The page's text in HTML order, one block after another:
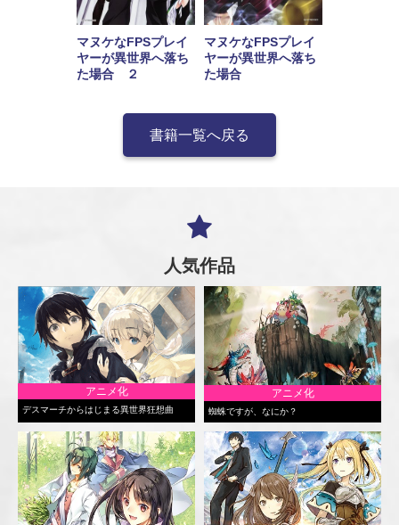
マヌケなFPSプレイ
ヤーが異世界へ落ち
た場合 ２
マヌケなFPSプレイ
ヤーが異世界へ落ち
た場合
書籍一覧へ戻る
人気作品
アニメ化
デスマーチからはじまる異世界狂想曲
アニメ化
蜘蛛ですが、なにか？